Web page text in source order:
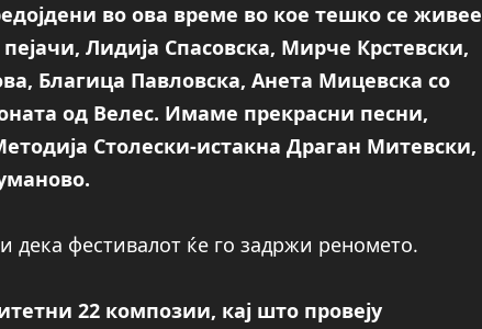
во ова време во кое тешко се
Лидија Спасовска, Мирче Крстевски,
Благица Павловска, Анета Мицевска со
од Велес. Имаме прекрасни песни,
Столески-истакна Драган Митевски,
дека фестивалот ќе го задржи реномето.
22 композии, кај што провеју